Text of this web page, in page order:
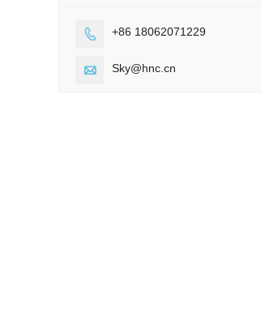
 +86 18062071229
 Sky@hnc.cn